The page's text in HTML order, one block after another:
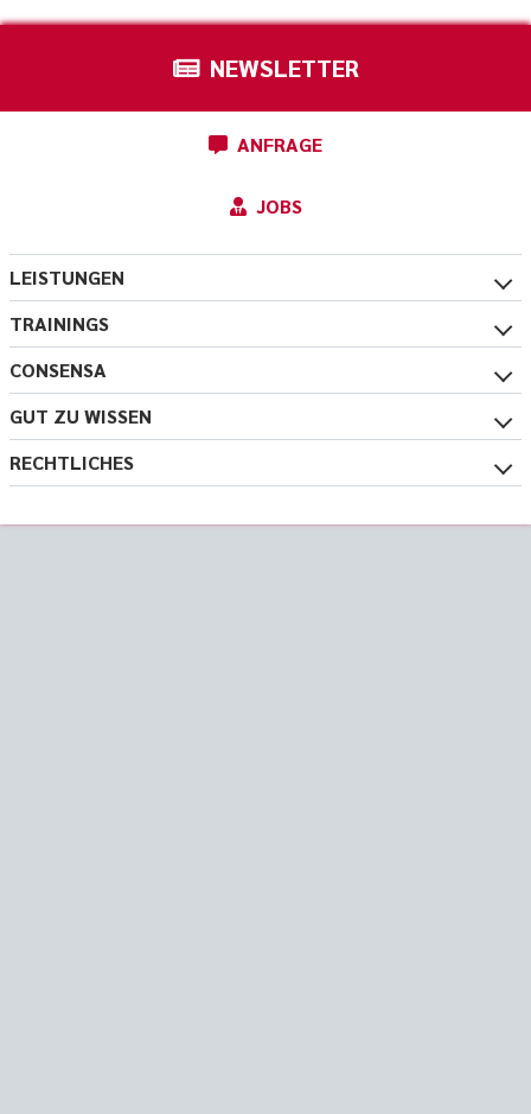
NEWSLETTER
ANFRAGE
JOBS
LEISTUNGEN
TRAININGS
CONSENSA
GUT ZU WISSEN
RECHTLICHES